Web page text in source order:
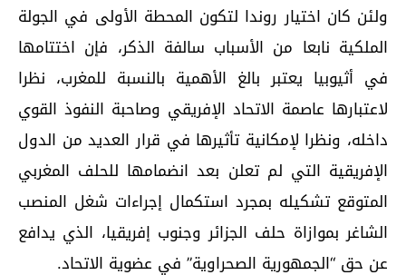
ولئن كان اختيار روندا لتكون المحطة الأولى في الجولة
الملكية نابعا من الأسباب سالفة الذكر، فإن اختتامها
في أثيوبيا يعتبر بالغ الأهمية بالنسبة للمغرب، نظرا
لاعتبارها عاصمة الاتحاد الإفريقي وصاحبة النفوذ القوي
داخله، ونظرا لإمكانية تأثيرها في قرار العديد من الدول
الإفريقية التي لم تعلن بعد انضمامها للحلف المغربي
المتوقع تشكيله بمجرد استكمال إجراءات شغل المنصب
الشاغر بموازاة حلف الجزائر وجنوب إفريقيا، الذي يدافع
عن حق “الجمهورية الصحراوية” في عضوية الاتحاد.